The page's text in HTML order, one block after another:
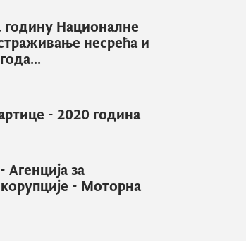
годину Националне
несрећа и
- 2020 година
за
- Моторна